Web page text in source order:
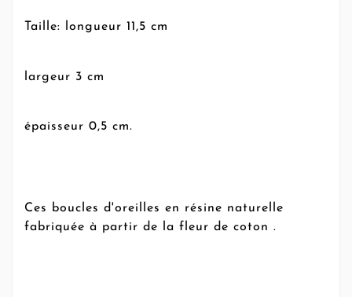
Taille: longueur 11,5 cm
largeur 3 cm
épaisseur 0,5 cm.
Ces boucles d'oreilles en résine naturelle
fabriquée à partir de la fleur de coton .